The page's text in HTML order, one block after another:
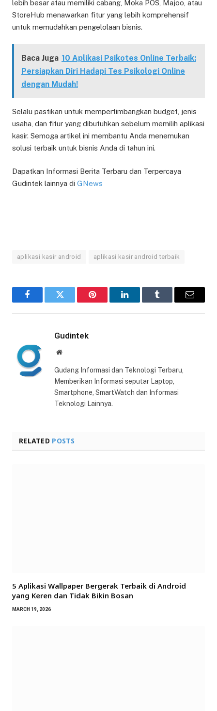
lebih besar atau memiliki cabang, Moka POS, Majoo, atau
StoreHub menawarkan fitur yang lebih komprehensif
untuk memudahkan pengelolaan bisnis.
Baca Juga 10 Aplikasi Psikotes Online Terbaik:
Persiapkan Diri Hadapi Tes Psikologi Online
dengan Mudah!
Selalu pastikan untuk mempertimbangkan budget, jenis
usaha, dan fitur yang dibutuhkan sebelum memilih aplikasi
kasir. Semoga artikel ini membantu Anda menemukan
solusi terbaik untuk bisnis Anda di tahun ini.
Dapatkan Informasi Berita Terbaru dan Terpercaya
Gudintek lainnya di GNews
aplikasi kasir android aplikasi kasir android terbaik
FacebookTwitter Pinterest LinkedInTumblr Email
Gudintek
Website
Gudang Informasi dan Teknologi Terbaru,
Memberikan Informasi seputar Laptop,
Smartphone, SmartWatch dan Informasi
Teknologi Lainnya.
RELATED POSTS
5 Aplikasi Wallpaper Bergerak Terbaik di Android
yang Keren dan Tidak Bikin Bosan
MARCH 19, 2026